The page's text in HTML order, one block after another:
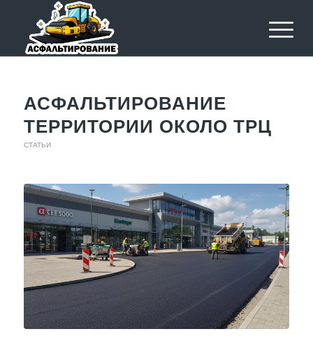
АСФАЛЬТИРОВАНИЕ
ТЕРРИТОРИИ ОКОЛО ТРЦ
СТАТЬИ